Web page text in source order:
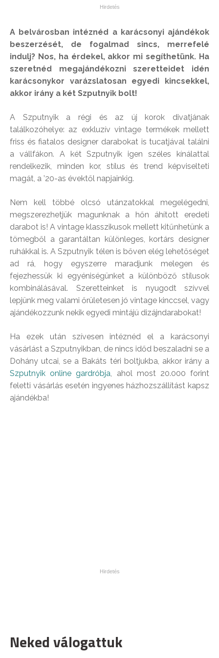
A belvárosban intéznéd a karácsonyi ajándékok
beszerzését, de fogalmad sincs, merrefelé
indulj? Nos, ha érdekel, akkor mi segíthetünk. Ha
szeretnéd megajándékozni szeretteidet idén
karácsonykor varázslatosan egyedi kincsekkel,
akkor irány a két Szputnyik bolt!
A Szputnyik a régi és az új korok divatjának
találkozóhelye: az exkluzív vintage termékek mellett
friss és fiatalos designer darabokat is tucatjával találni
a vállfákon. A két Szputnyik igen széles kínálattal
rendelkezik, minden kor, stílus és trend képviselteti
magát, a ’20-as évektől napjainkig.
Nem kell többé olcsó utánzatokkal megelégedni,
megszerezhetjük magunknak a hőn áhított eredeti
darabot is! A vintage klasszikusok mellett kitűnhetünk a
tömegből a garantáltan különleges, kortárs designer
ruhákkal is. A Szputnyik télen is bőven elég lehetőséget
ad rá, hogy egyszerre maradjunk melegen és
fejezhessük ki egyéniségünket a különböző stílusok
kombinálásával. Szeretteinket is nyugodt szívvel
lepjünk meg valami őrületesen jó vintage kinccsel, vagy
ajándékozzunk nekik egyedi mintájú dizájndarabokat!
Ha ezek után szívesen intéznéd el a karácsonyi
vásárlást a Szputnyikban, de nincs időd beszaladni se a
Dohány utcai, se a Bakáts téri boltjukba, akkor irány a
Szputnyik online gardróbja, ahol most 20.000 forint
feletti vásárlás esetén ingyenes házhozszállítást kapsz
ajándékba!
Neked válogattuk